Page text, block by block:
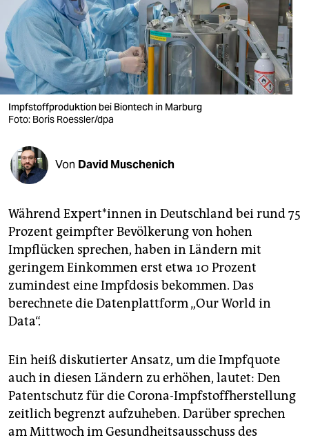
nord
wahrheit
verlag
verlag
veranstaltungen
shop
fragen & hilfe
unterstützen
abo
genossenschaft
epaper login
Impfstoffproduktion bei Biontech in Marburg
Foto: Boris Roessler/dpa
Von David Muschenich
Während Ex­per­t*in­nen in Deutschland bei rund 75
Prozent geimpfter Bevölkerung von hohen
Impflücken sprechen, haben in Ländern mit
geringem Einkommen erst etwa 10 Prozent
zumindest eine Impfdosis bekommen. Das
berechnete die Datenplattform „Our World in
Data“.
Ein heiß diskutierter Ansatz, um die Impfquote
auch in diesen Ländern zu erhöhen, lautet: Den
Patentschutz für die Corona-Impfstoffherstellung
zeitlich begrenzt aufzuheben. Darüber sprechen
am Mittwoch im Gesundheitsausschuss des